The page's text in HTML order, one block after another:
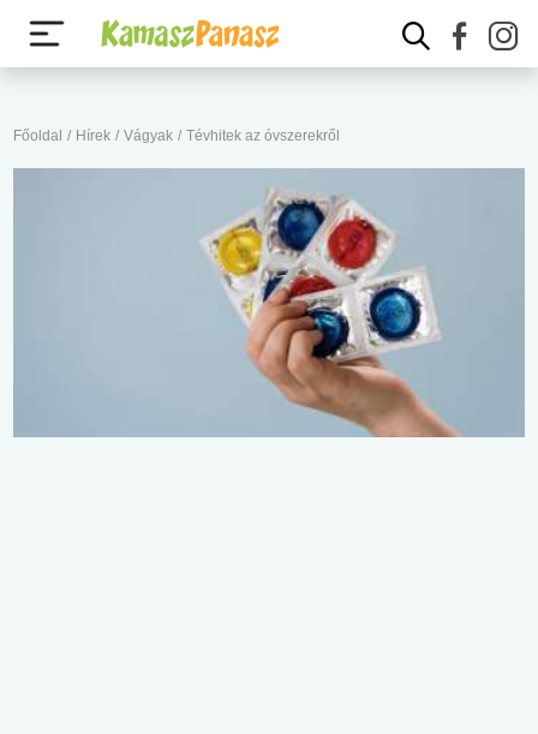
Főoldal / Hírek / Vágyak / Tévhitek az óvszerekről